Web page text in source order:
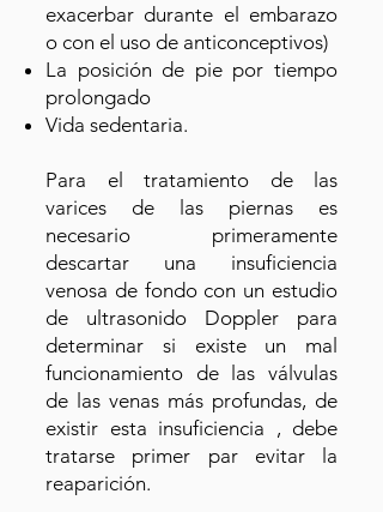
exacerbar durante el embarazo
o con el uso de anticonceptivos)
La posición de pie por tiempo
prolongado
Vida sedentaria.
Para el tratamiento de las
varices de las piernas es
necesario primeramente
descartar una insuficiencia
venosa de fondo con un estudio
de ultrasonido Doppler para
determinar si existe un mal
funcionamiento de las válvulas
de las venas más profundas, de
existir esta insuficiencia , debe
tratarse primer par evitar la
reaparición.